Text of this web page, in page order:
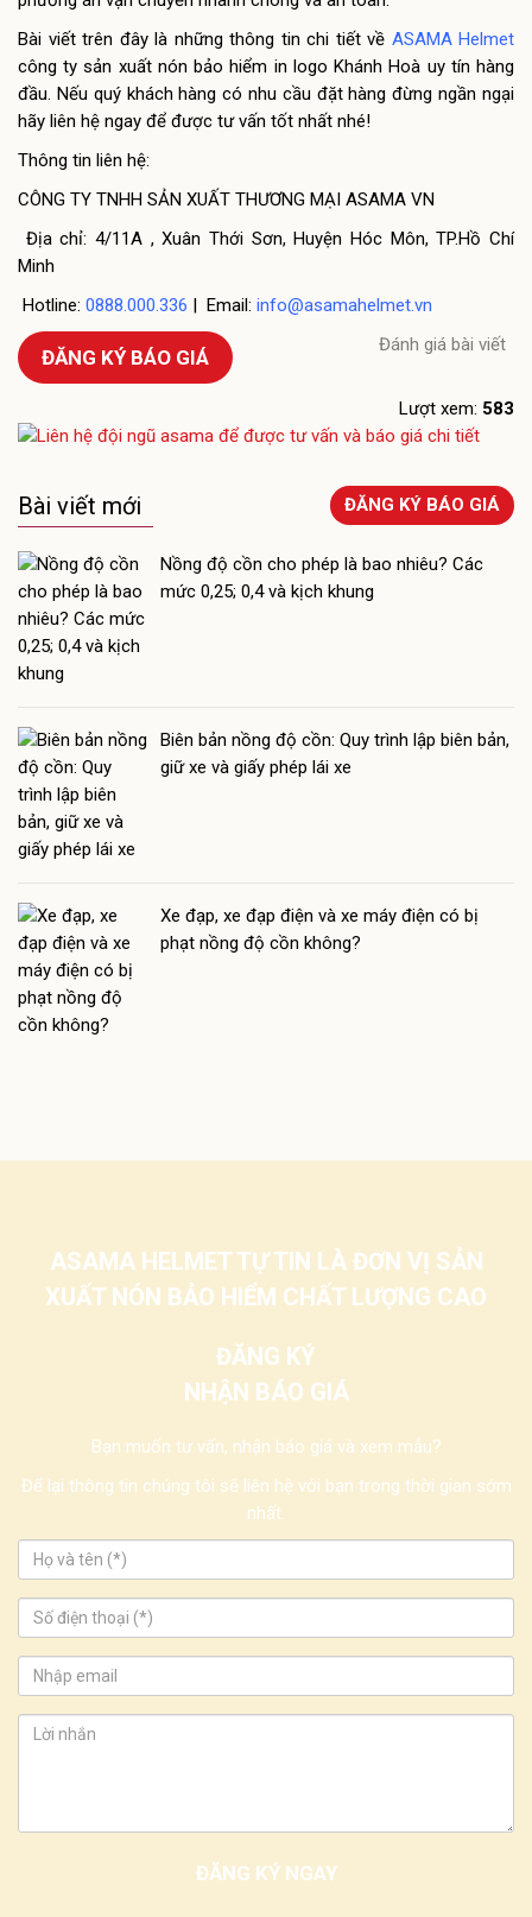
Bài viết trên đây là những thông tin chi tiết về ASAMA Helmet
công ty sản xuất nón bảo hiểm in logo Khánh Hoà uy tín hàng
đầu. Nếu quý khách hàng có nhu cầu đặt hàng đừng ngần ngại
hãy liên hệ ngay để được tư vấn tốt nhất nhé!
Thông tin liên hệ:
CÔNG TY TNHH SẢN XUẤT THƯƠNG MẠI ASAMA VN
Địa chỉ: 4/11A , Xuân Thới Sơn, Huyện Hóc Môn, TP.Hồ Chí
Minh
Hotline: 0888.000.336 | Email: info@asamahelmet.vn
Đánh giá bài viết
ĐĂNG KÝ BÁO GIÁ
Lượt xem: 583
Bài viết mới ĐĂNG KÝ BÁO GIÁ
Nồng độ cồn cho phép là bao nhiêu? Các
mức 0,25; 0,4 và kịch khung
Biên bản nồng độ cồn: Quy trình lập biên bản,
giữ xe và giấy phép lái xe
Xe đạp, xe đạp điện và xe máy điện có bị
phạt nồng độ cồn không?
ASAMA HELMET TỰ TIN LÀ ĐƠN VỊ SẢN
XUẤT NÓN BẢO HIỂM CHẤT LƯỢNG CAO
ĐĂNG KÝ
NHẬN BÁO GIÁ
Bạn muốn tư vấn, nhận báo giá và xem mẫu?
Để lại thông tin chúng tôi sẽ liên hệ với bạn trong thời gian sớm
nhất.